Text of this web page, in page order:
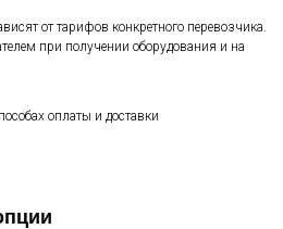
от тарифов конкретного перевозчика.
при получении оборудования и на
оплаты и доставки